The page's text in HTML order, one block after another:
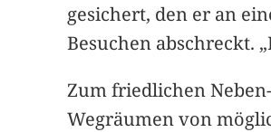
gesichert, den er an
Besuchen abschreckt.
Zum friedlichen
Wegräumen von